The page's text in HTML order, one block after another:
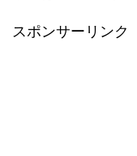
スポンサーリンク